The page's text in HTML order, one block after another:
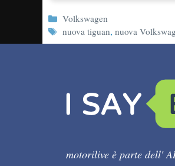
Categorie
Volkswagen
Tag
nuova tiguan,nuova
motorilive è parte dell'